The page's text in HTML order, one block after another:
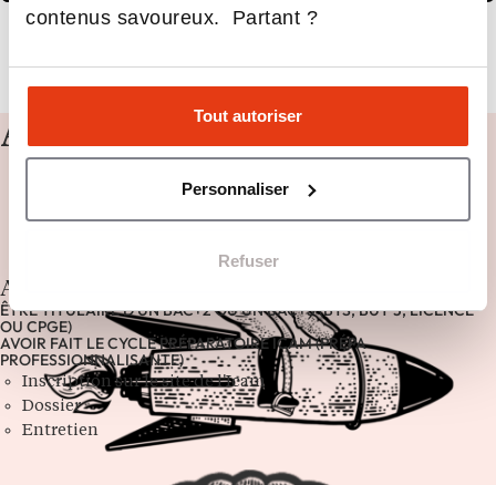
contenus savoureux. Partant ?
Tout autoriser
Personnaliser
Refuser
Admissions
Admission en 1ère année
ÊTRE TITULAIRE D'UN BAC+2 OU UN BAC+3 (BTS, BUT 3, LICENCE
OU CPGE)
AVOIR FAIT LE CYCLE PRÉPARATOIRE ICAM (PRÉPA
PROFESSIONNALISANTE)
Inscription sur le site de l'Icam
Dossier
Entretien